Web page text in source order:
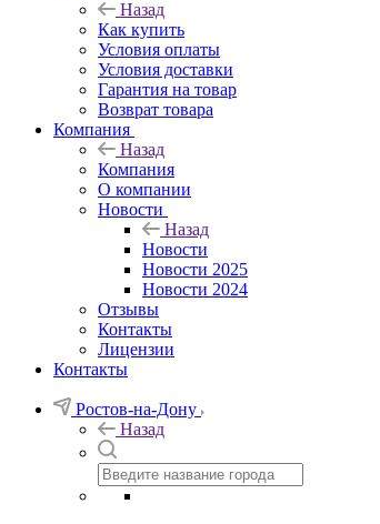
Назад
Как купить
Условия оплаты
Условия доставки
Гарантия на товар
Возврат товара
Компания
Назад
Компания
О компании
Новости
Назад
Новости
Новости 2025
Новости 2024
Отзывы
Контакты
Лицензии
Контакты
Ростов-на-Дону
Назад